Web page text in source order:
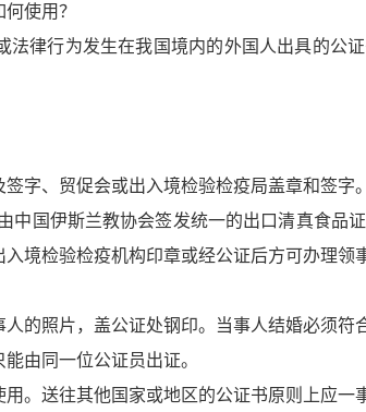
使用？
律行为发生在我国境内的外国人出具的公
字、贸促会或出入境检验检疫局盖章和签字。
国伊斯兰教协会签发统一的出口清真食品
境检验检疫机构印章或经公证后方可办理领
的照片，盖公证处钢印。当事人结婚必须符
由同一位公证员出证。
送往其他国家或地区的公证书原则上应一